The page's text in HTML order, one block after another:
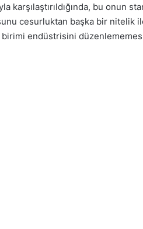
karşılaştırıldığında, bu onun
cesurluktan başka bir nitelik
endüstrisini